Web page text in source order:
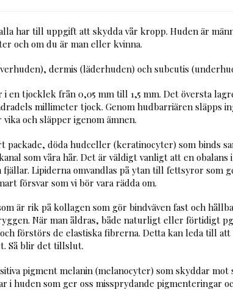
har till uppgift att skydda vår kropp. Huden är
och om du är man eller kvinna.
dermis (läderhuden) och subcutis
en tjocklek från 0,05 mm till 1,5 mm. Det översta
millimeter tjock. Genom hudbarriären släpps
och släpper igenom ämnen.
packade, döda hudceller (keratinocyter) som binds
som våra hår. Det är väldigt vanligt att en obalans
Lipiderna omvandlas på ytan till fettsyror som
försvar som vi bör vara rädda om.
är rik på kollagen som gör bindväven fast och
När man åldras, både naturligt eller förtidigt
förstörs de elastiska fibrerna. Detta kan leda till
Så blir det tillslut.
pigment melanin (melanocyter) som skyddar mot
i huden som ger oss missprydande pigmenteringar